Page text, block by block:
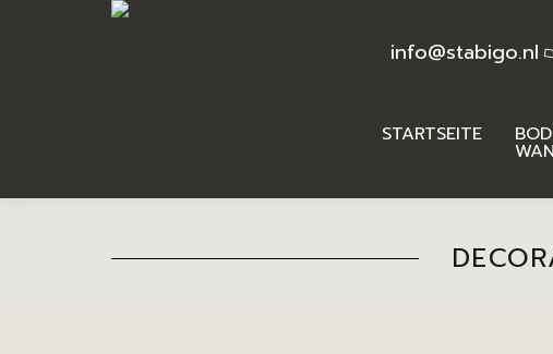
info@stabigo.nl
STARTSEITE